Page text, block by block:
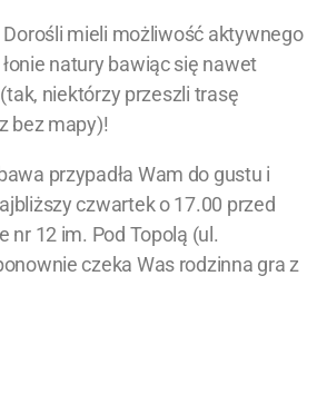
mieli możliwość aktywnego
natury bawiąc się nawet
niektórzy przeszli trasę
bez mapy)!
przypadła Wam do gustu i
czwartek o 17.00 przed
nr 12 im. Pod Topolą (ul.
czeka Was rodzinna gra z